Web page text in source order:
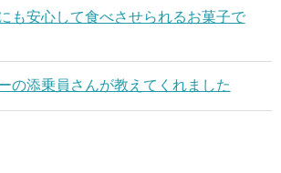
も安心して食べさせられるお菓子で
の添乗員さんが教えてくれました